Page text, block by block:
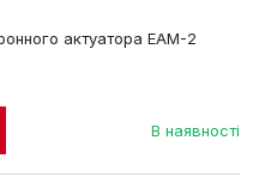
актуатора EAM-2
В наявності